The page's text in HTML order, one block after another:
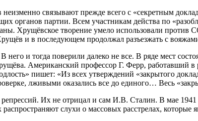
связывают прежде всего с «секретным
органов партии. Всем участникам действа по
Хрущёвское творение умело использовали
и в последующем продолжал разъезжать с
и тогда поверили далеко не все. В ряде мест
Американский профессор Г. Ферр, работавший
пишет: «Из всех утверждений «закрытого
лживыми оказались все до единого… Весь
Их не отрицал и сам И.В. Сталин. В мае
слухи о массовых расстрелах,